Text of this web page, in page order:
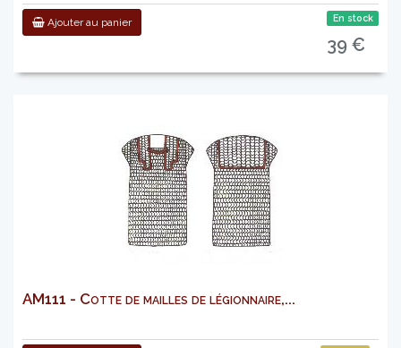
Ajouter au panier En stock
39 €
AM111 - Cotte de mailles de légionnaire,...